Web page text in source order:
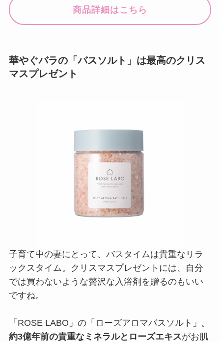
商品詳細はこちら
華やぐバラの「バスソルト」は最高のクリス
マスプレゼント
子育て中の妻にとって、バスタイムは貴重なリラ
ックスタイム。クリスマスプレゼントには、自分
では買わないような贅沢な入浴剤を贈るのもいい
ですね。
「ROSE LABO」の「ローズアロマバスソルト」。
約3億年前の貴重なミネラルとローズエキスがお肌